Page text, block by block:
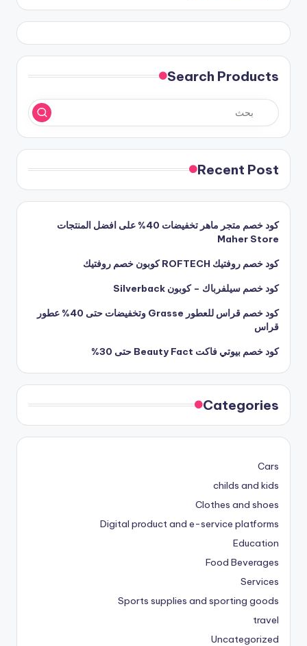
Search Products
Recent Post
كود خصم متجر ماهر تخفيضات 40% على افضل المنتجات
Maher Store
كود خصم روفتيك ROFTECH كوبون خصم روفتيك
كود خصم سيلفرباك – كوبون Silverback
كود خصم قراس للعطور Grasse وتخفيضات حتى 40% عطور
قراس
كود خصم بيوتي فاكت Beauty Fact حتى 30%
Categories
Cars
childs and kids
Clothes and shoes
Digital product and e-service platforms
Education
Food Beverages
Services
Sports supplies and sporting goods
travel
Uncategorized